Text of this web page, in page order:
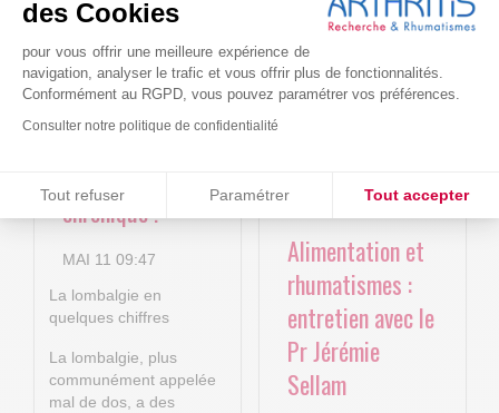
des Cookies
pour vous offrir une meilleure expérience de
navigation, analyser le trafic et vous offrir plus de fonctionnalités.
Conformément au RGPD, vous pouvez paramétrer vos préférences.
Consulter notre politique de confidentialité
Tout refuser Paramétrer Tout accepter
Axeptio consent
Plateforme de Gestion du Consentement : Personnalisez vos
Notre plateforme vous permet d'adapter et de gérer vos
4P : Les
nouvelles
technologies
numériques au
service de la
chronique !
MAI 11 09:47
La lombalgie en
quelques chiffres
La lombalgie, plus
communément appelée
mal de dos, a des
Cure-RA
AVR 22 15:01
Alimentation et
rhumatismes :
entretien avec le
Pr Jérémie
Sellam